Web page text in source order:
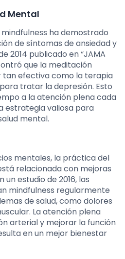
Mental
ha demostrado
de síntomas de ansiedad y
2014 publicado en “JAMA
que la meditación
tan efectiva como la terapia
tratar la depresión. Esto
a la atención plena cada
estrategia valiosa para
mental.
mentales, la práctica del
relacionada con mejoras
un estudio de 2016, las
mindfulness regularmente
de salud, como dolores
La atención plena
arterial y mejorar la función
en un mejor bienestar